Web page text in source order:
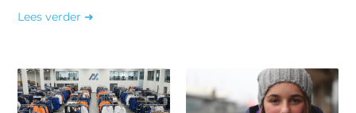
Lees verder ➜